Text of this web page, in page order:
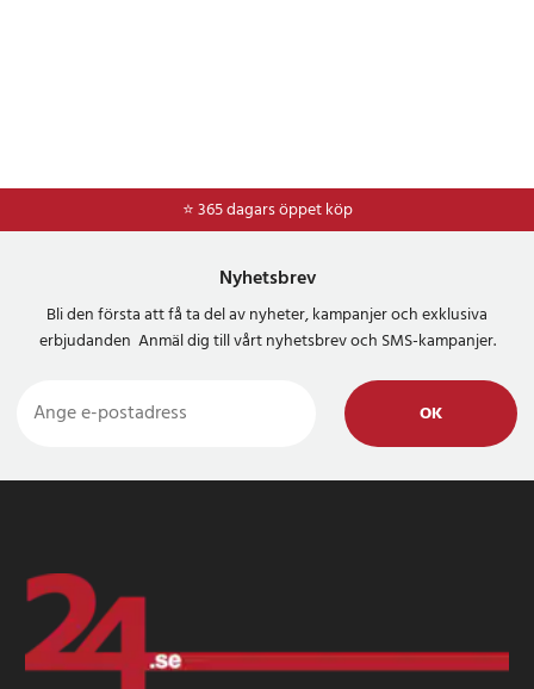
⭐ 365 dagars öppet köp
⭐Frakt 49kr *
Nyhetsbrev
Bli den första att få ta del av nyheter, kampanjer och exklusiva
erbjudanden Anmäl dig till vårt nyhetsbrev och SMS-kampanjer.
OK